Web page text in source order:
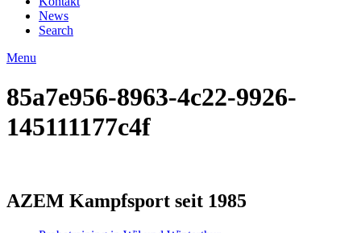
News
Search
Menu
85a7e956-8963-4c22-9926-
145111177c4f
AZEM Kampfsport seit 1985